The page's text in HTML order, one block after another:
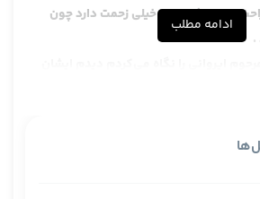
است ، فهرستی خیلی زحمت دارد چون
.
هم گفته یا چیز دیگری خیلی عجیب است
عجیب است، توجه نفرموده فضول نیست
ادامه مطلب